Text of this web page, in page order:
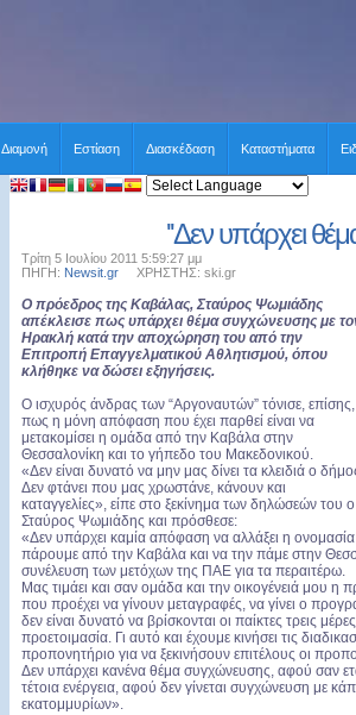
Διαμονή Εστίαση Διασκέδαση Καταστήματα
''Δεν υπάρχει
Τρίτη 5 Ιουλίου 2011 5:59:27 μμ
ΠΗΓΗ: Newsit.gr ΧΡΗΣΤΗΣ: ski.gr
Ο πρόεδρος της Καβάλας, Σταύρος Ψωμιάδης
απέκλεισε πως υπάρχει θέμα συγχώνευσης με
Ηρακλή κατά την αποχώρηση του από την
Επιτροπή Επαγγελματικού Αθλητισμού, όπου
κλήθηκε να δώσει εξηγήσεις.
Ο ισχυρός άνδρας των “Αργοναυτών” τόνισε, επίσης,
πως η μόνη απόφαση που έχει παρθεί είναι να
μετακομίσει η ομάδα από την Καβάλα στην
Θεσσαλονίκη και το γήπεδο του Μακεδονικού.
«Δεν είναι δυνατό να μην μας δίνει τα κλειδιά ο
Δεν φτάνει που μας χρωστάνε, κάνουν και
καταγγελίες», είπε στο ξεκίνημα των δηλώσεών του ο
Σταύρος Ψωμιάδης και πρόσθεσε:
«Δεν υπάρχει καμία απόφαση να αλλάξει η
πάρουμε από την Καβάλα και να την πάμε στην
συνέλευση των μετόχων της ΠΑΕ για τα περαιτέρω.
Μας τιμάει και σαν ομάδα και την οικογένειά μου
που προέχει να γίνουν μεταγραφές, να γίνει ο
δεν είναι δυνατό να βρίσκονται οι παίκτες τρεις
προετοιμασία. Γι αυτό και έχουμε κινήσει τις
προπονητήριο για να ξεκινήσουν επιτέλους οι
Δεν υπάρχει κανένα θέμα συγχώνευσης, αφού σαν
τέτοια ενέργεια, αφού δεν γίνεται συγχώνευση με
εκατομμυρίων».